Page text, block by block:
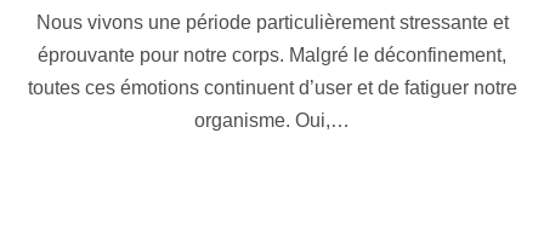
Nous vivons une période particulièrement stressante et
éprouvante pour notre corps. Malgré le déconfinement,
toutes ces émotions continuent d’user et de fatiguer notre
organisme. Oui,…